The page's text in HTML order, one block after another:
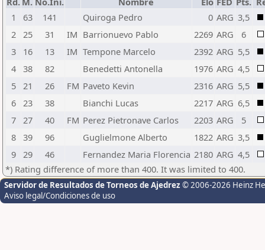
1
63 141 Quiroga Pedro 0 ARG 3,5
2 25 31 IM Barrionuevo Pablo 2269 ARG
6
3
16 13 IM Tempone Marcelo 2392 ARG 5,5
4 38 82 Benedetti Antonella 1976 ARG 4,5
5 21 26 FM Paveto Kevin 2316 ARG 5,5
6 23 38 Bianchi Lucas 2217 ARG 6,5
7 27 40 FM Perez Pietronave Carlos 2203 ARG
5
8 39 96 Guglielmone Alberto 1822 ARG 3,5
9 29 46 Fernandez Maria Florencia 2180 ARG 4,5
*) Rating difference of more than 400. It was limited to 400.
Servidor de Resultados de Torneos de Ajedrez © 2006-2026 Heinz
Aviso legal/Condiciones de uso